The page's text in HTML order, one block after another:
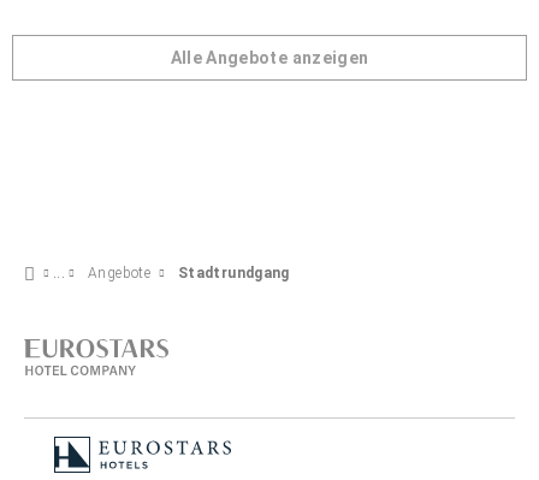
Alle Angebote anzeigen
Angebote Stadtrundgang